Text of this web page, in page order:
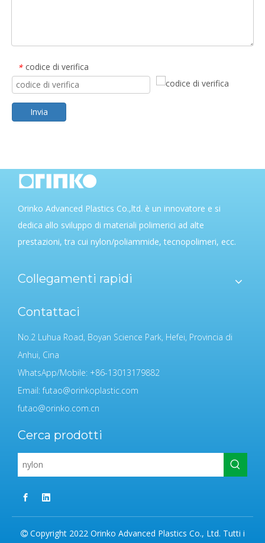
* codice di verifica
Invia
Orinko Advanced Plastics Co.,ltd. è un innovatore e si
dedica allo sviluppo di materiali polimerici ad alte
prestazioni, tra cui nylon/poliammide, tecnopolimeri, ecc.
Collegamenti rapidi
Contattaci
No.2 Luhua Road, Boyan Science Park, Hefei, Provincia di
Anhui, Cina
WhatsApp/Mobile: +86-13013179882
Email:futao@orinkoplastic.com
futao@orinko.com.cn
Cerca prodotti
Copyright 2022 Orinko Advanced Plastics Co., Ltd. Tutti i